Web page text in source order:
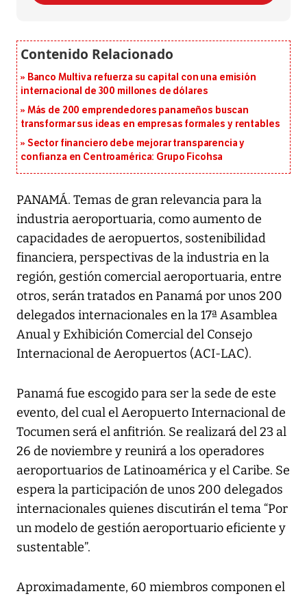
Banco Multiva refuerza su capital con una emisión
internacional de 300 millones de dólares
Más de 200 emprendedores panameños buscan
transformar sus ideas en empresas formales y rentables
Sector financiero debe mejorar transparencia y
confianza en Centroamérica: Grupo Ficohsa
PANAMÁ. Temas de gran relevancia para la
industria aeroportuaria, como aumento de
capacidades de aeropuertos, sostenibilidad
financiera, perspectivas de la industria en la
región, gestión comercial aeroportuaria, entre
otros, serán tratados en Panamá por unos 200
delegados internacionales en la 17ª Asamblea
Anual y Exhibición Comercial del Consejo
Internacional de Aeropuertos (ACI-LAC).
Panamá fue escogido para ser la sede de este
evento, del cual el Aeropuerto Internacional de
Tocumen será el anfitrión. Se realizará del 23 al
26 de noviembre y reunirá a los operadores
aeroportuarios de Latinoamérica y el Caribe. Se
espera la participación de unos 200 delegados
internacionales quienes discutirán el tema “Por
un modelo de gestión aeroportuario eficiente y
sustentable”.
Aproximadamente, 60 miembros componen el